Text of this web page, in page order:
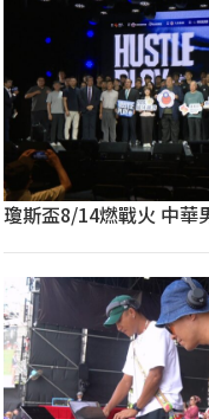
瓊斯盃8/14燃戰火 中華